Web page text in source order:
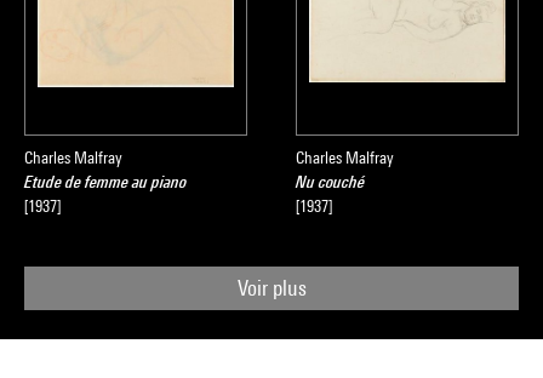
Charles Malfray
Etude de femme au piano
[1937]
Charles Malfray
Nu couché
[1937]
Voir plus